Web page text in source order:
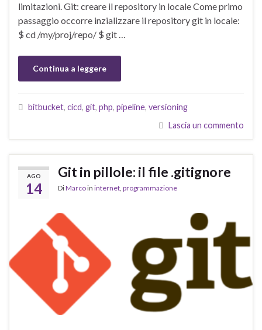
limitazioni. Git: creare il repository in locale Come primo
passaggio occorre inzializzare il repository git in locale:
$ cd /my/proj/repo/ $ git …
Continua a leggere
bitbucket, cicd, git, php, pipeline, versioning
Lascia un commento
AGO
14
Git in pillole: il file .gitignore
DiMarcoin internet, programmazione